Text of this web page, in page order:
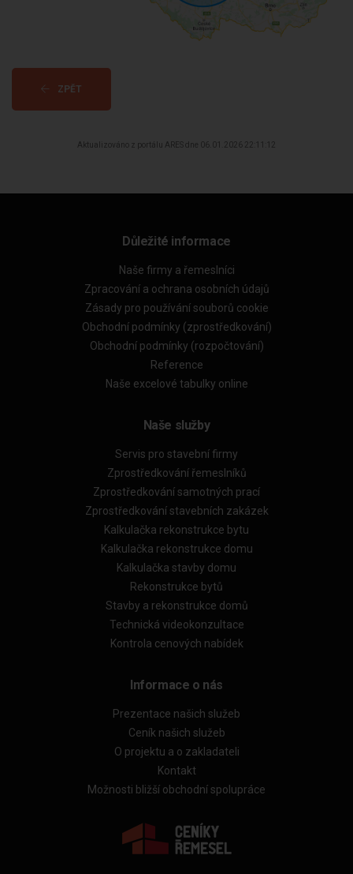
ZPĚT
Aktualizováno z portálu ARES dne 06.01.2026 22:11:12
Důležité informace
Naše firmy a řemeslníci
Zpracování a ochrana osobních údajů
Zásady pro používání souborů cookie
Obchodní podmínky (zprostředkování)
Obchodní podmínky (rozpočtování)
Reference
Naše excelové tabulky online
Naše služby
Servis pro stavební firmy
Zprostředkování řemeslníků
Zprostředkování samotných prací
Zprostředkování stavebních zakázek
Kalkulačka rekonstrukce bytu
Kalkulačka rekonstrukce domu
Kalkulačka stavby domu
Rekonstrukce bytů
Stavby a rekonstrukce domů
Technická videokonzultace
Kontrola cenových nabídek
Informace o nás
Prezentace našich služeb
Ceník našich služeb
O projektu a o zakladateli
Kontakt
Možnosti bližší obchodní spolupráce